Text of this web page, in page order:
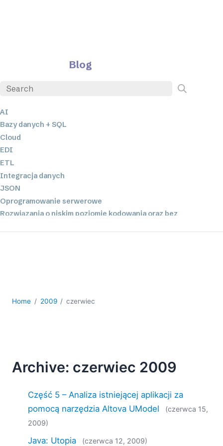
Blog
AI
Bazy danych + SQL
Cloud
EDI
ETL
Integracja danych
JSON
Oprogramowanie serwerowe
Rozwiązania o niskim poziomie kodowania oraz bez
XML
2026
2025
2023
2022
2021
2020
Home 2009 czerwiec
Archive: czerwiec 2009
Część 5 – Analiza istniejącej aplikacji za
pomocą narzędzia Altova UModel
(czerwca 15,
2009)
Java: Utopia (czerwca 12, 2009)